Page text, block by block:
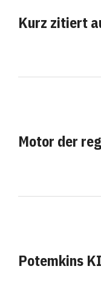
Kurz zitiert
Motor der
Potemkins KI